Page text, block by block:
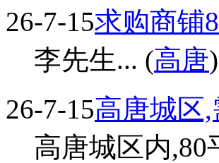
26-7-15求购商铺
李先生... (高唐)
26-7-15高唐城区
高唐城区内,80